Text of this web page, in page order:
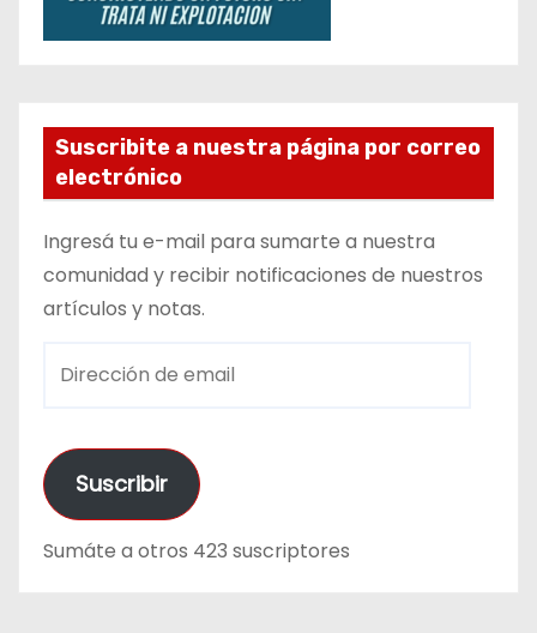
Suscribite a nuestra página por correo
electrónico
Ingresá tu e-mail para sumarte a nuestra
comunidad y recibir notificaciones de nuestros
artículos y notas.
e
c
i
Suscribir
Sumáte a otros 423 suscriptores